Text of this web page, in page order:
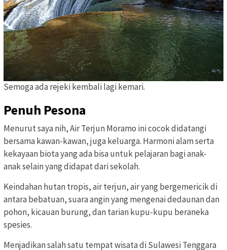
Semoga ada rejeki kembali lagi kemari.
Penuh Pesona
Menurut saya nih, Air Terjun Moramo ini cocok didatangi
bersama kawan-kawan, juga keluarga. Harmoni alam serta
kekayaan biota yang ada bisa untuk pelajaran bagi anak-
anak selain yang didapat dari sekolah.
Keindahan hutan tropis, air terjun, air yang bergemericik di
antara bebatuan, suara angin yang mengenai dedaunan dan
pohon, kicauan burung, dan tarian kupu-kupu beraneka
spesies.
Menjadikan salah satu tempat wisata di Sulawesi Tenggara